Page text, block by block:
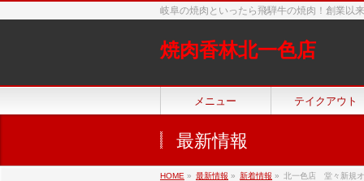
岐阜の焼肉といったら飛騨牛の焼肉！創業以
焼肉香林北一色店
メニュー テイクアウト
最新情報
HOME » 最新情報 » 新着情報 » 北一色店 堂々新規